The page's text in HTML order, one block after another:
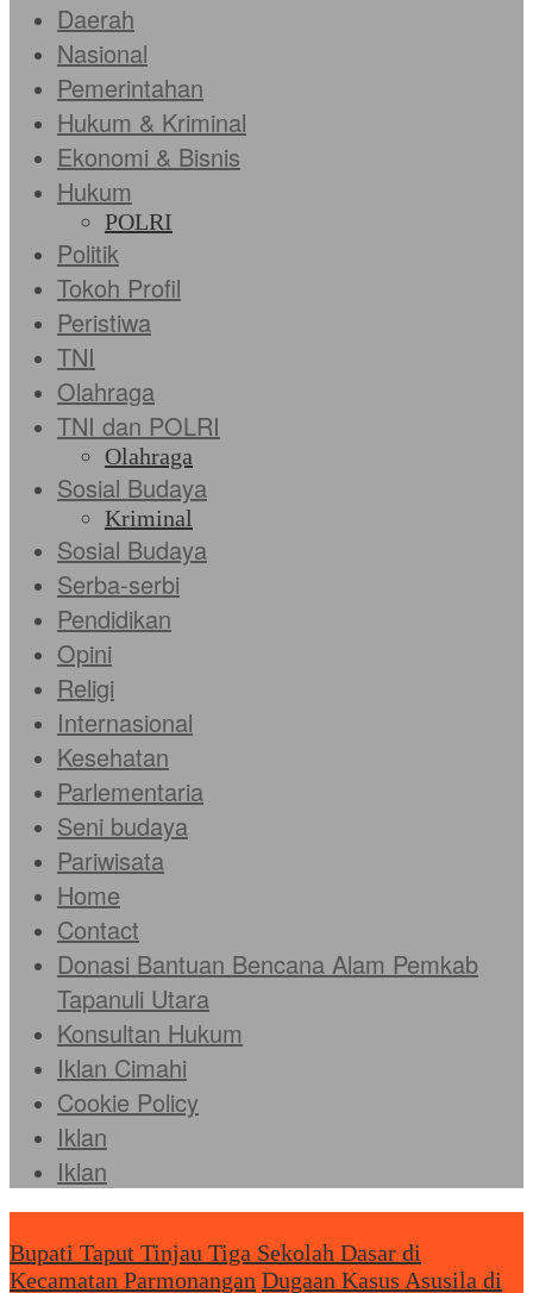
Daerah
Nasional
Pemerintahan
Hukum & Kriminal
Ekonomi & Bisnis
Hukum
POLRI
Politik
Tokoh Profil
Peristiwa
TNI
Olahraga
TNI dan POLRI
Olahraga
Sosial Budaya
Kriminal
Sosial Budaya
Serba-serbi
Pendidikan
Opini
Religi
Internasional
Kesehatan
Parlementaria
Seni budaya
Pariwisata
Home
Contact
Donasi Bantuan Bencana Alam Pemkab
Tapanuli Utara
Konsultan Hukum
Iklan Cimahi
Cookie Policy
Iklan
Iklan
Bupati Taput Tinjau Tiga Sekolah Dasar di
Kecamatan Parmonangan Dugaan Kasus Asusila di